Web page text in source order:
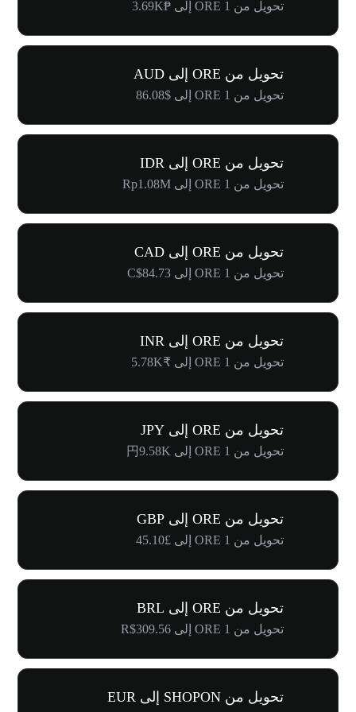
تحويل من 1 ORE إلى ₱3.69K
تحويل من ORE إلى AUD
تحويل من 1 ORE إلى $86.08
تحويل من ORE إلى IDR
تحويل من 1 ORE إلى Rp1.08M
تحويل من ORE إلى CAD
تحويل من 1 ORE إلى C$84.73
تحويل من ORE إلى INR
تحويل من 1 ORE إلى ₹5.78K
تحويل من ORE إلى JPY
تحويل من 1 ORE إلى 円9.58K
تحويل من ORE إلى GBP
تحويل من 1 ORE إلى £45.10
تحويل من ORE إلى BRL
تحويل من 1 ORE إلى R$309.56
تحويل من SHOPON إلى EUR